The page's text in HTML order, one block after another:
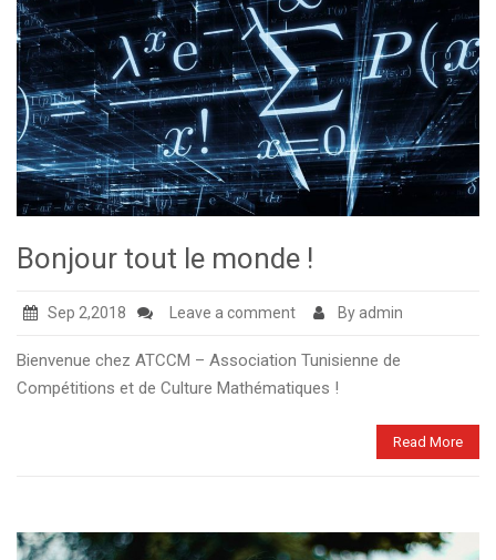
Bonjour tout le monde !
Sep 2,2018 Leave a comment By admin
Bienvenue chez ATCCM – Association Tunisienne de
Compétitions et de Culture Mathématiques !
Read More